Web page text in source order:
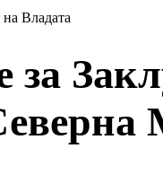
Владата
за